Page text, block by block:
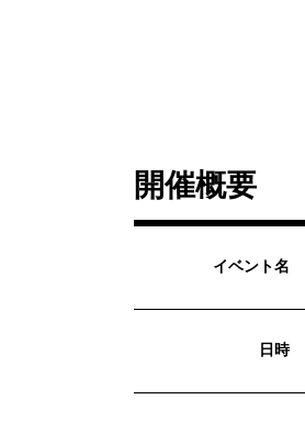
開催概要
イベント名
日時